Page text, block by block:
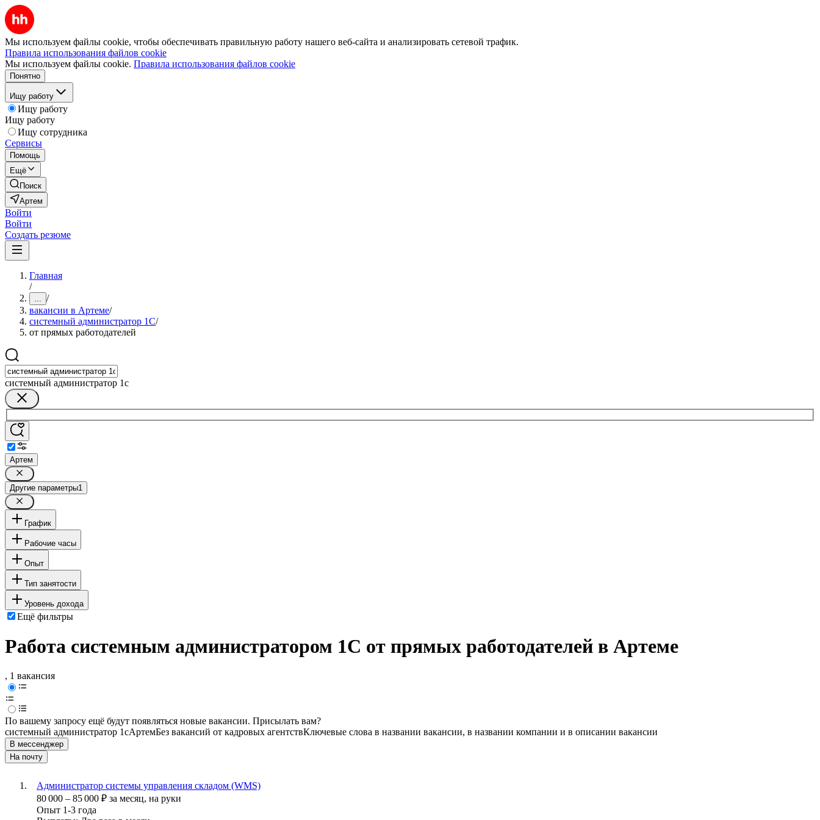
Мы используем файлы cookie, чтобы обеспечивать правильную работу нашего веб-сайта и анализировать сетевой трафик.
Правила использования файлов cookie
Мы используем файлы cookie. Правила использования файлов cookie
Понятно
Ищу работу
Ищу работу
Ищу работу
Ищу сотрудника
Сервисы
Помощь
Ещё
Поиск
Артем
Войти
Войти
Создать резюме
Главная
/
... /
вакансии в Артеме/
системный администратор 1С/
от прямых работодателей
системный администратор 1с
Артем
Другие параметры1
График
Рабочие часы
Опыт
Тип занятости
Уровень дохода
Ещё фильтры
Работа системным администратором 1С от прямых работодателей в Артеме
, 1 вакансия
По вашему запросу ещё будут появляться новые вакансии. Присылать вам?
системный администратор 1сАртемБез вакансий от кадровых агентствКлючевые слова в названии вакансии, в названии компании и в описании вакансии
В мессенджер
На почту
Администратор системы управления складом (WMS)
80 000 – 85 000 ₽ за месяц, на руки
Опыт 1-3 года